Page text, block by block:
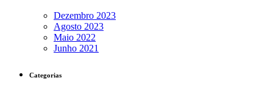
Dezembro 2023
Agosto 2023
Maio 2022
Junho 2021
Categorias